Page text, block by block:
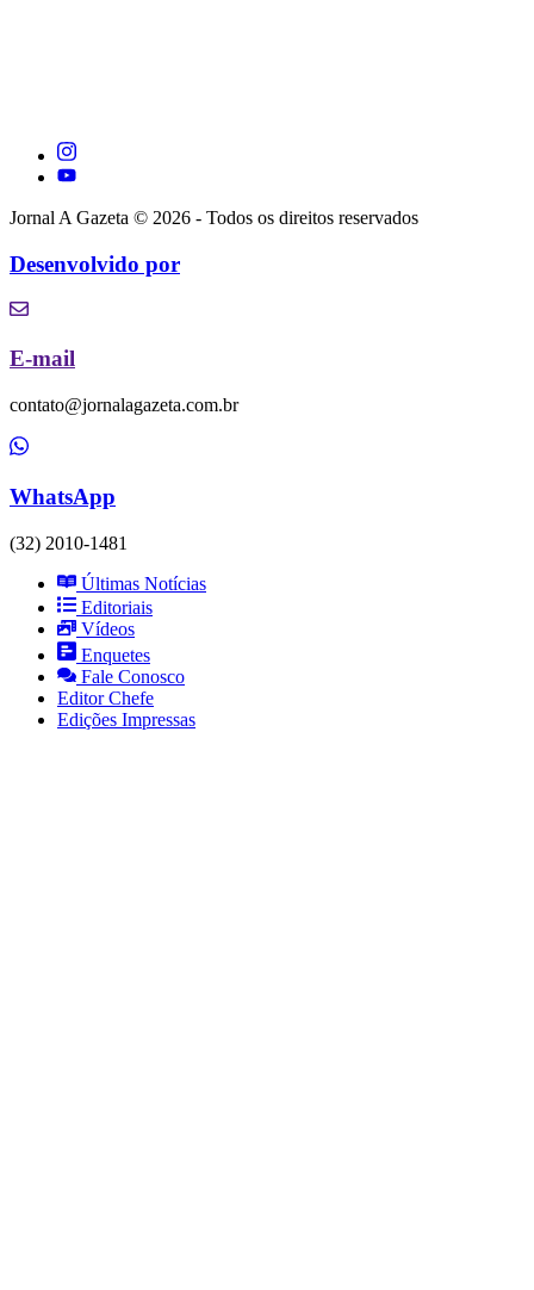
Jornal A Gazeta © 2026 - Todos os direitos reservados
Desenvolvido por
E-mail
contato@jornalagazeta.com.br
WhatsApp
(32) 2010-1481
Últimas Notícias
Editoriais
Vídeos
Enquetes
Fale Conosco
Editor Chefe
Edições Impressas